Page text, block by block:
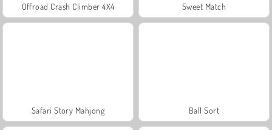
Offroad Crash Climber 4X4 Sweet Match
Safari Story Mahjong Ball Sort